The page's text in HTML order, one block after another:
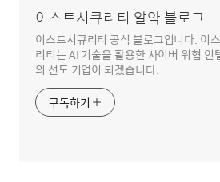
이스트시큐리티 알약 블로그
이스트시큐리티 공식 블로그입니다. 이
리티는 AI 기술을 활용한 사이버 위협 인
의 선도 기업이 되겠습니다.
구독하기